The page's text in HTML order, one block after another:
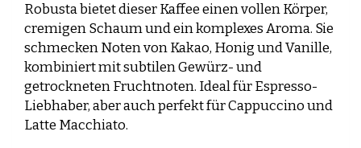
Robusta bietet dieser Kaffee einen vollen Körper,
cremigen Schaum und ein komplexes Aroma. Sie
schmecken Noten von Kakao, Honig und Vanille,
kombiniert mit subtilen Gewürz- und
getrockneten Fruchtnoten. Ideal für Espresso-
Liebhaber, aber auch perfekt für Cappuccino und
Latte Macchiato.